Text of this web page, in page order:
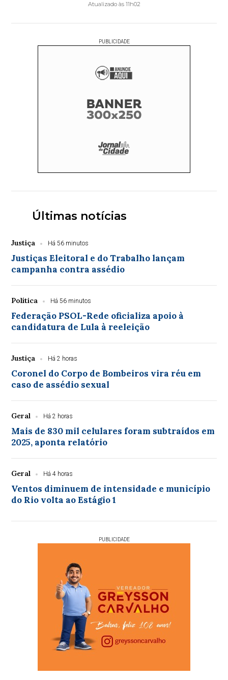
Atualizado às 11h02
PUBLICIDADE
Últimas notícias
Justiça Há 56 minutos
Justiças Eleitoral e do Trabalho lançam
campanha contra assédio
Política Há 56 minutos
Federação PSOL-Rede oficializa apoio à
candidatura de Lula à reeleição
Justiça Há 2 horas
Coronel do Corpo de Bombeiros vira réu em
caso de assédio sexual
Geral Há 2 horas
Mais de 830 mil celulares foram subtraídos em
2025, aponta relatório
Geral Há 4 horas
Ventos diminuem de intensidade e município
do Rio volta ao Estágio 1
PUBLICIDADE